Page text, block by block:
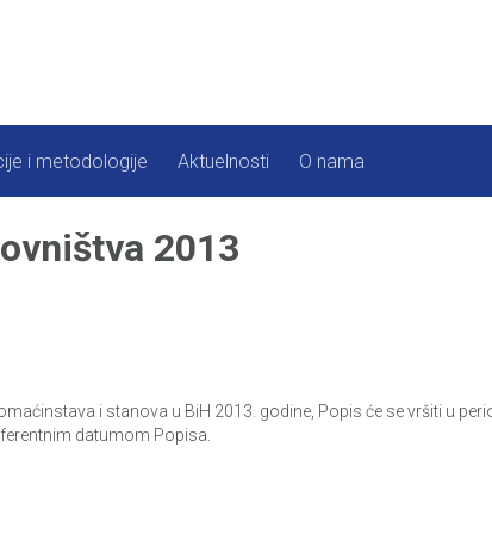
i metodologije Aktuelnosti O nama
2013
i stanova u BiH 2013. godine, Popis će se vršiti u
datumom Popisa.